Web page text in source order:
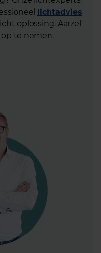
lichtadvies
oplossing. Aarzel
te nemen.